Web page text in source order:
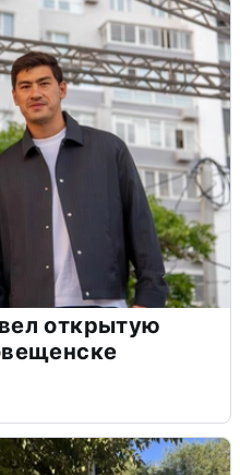
открытую